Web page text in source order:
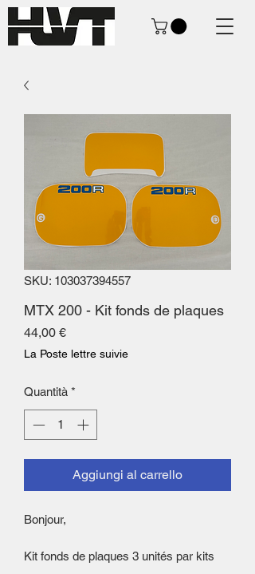
SKU: 103037394557
MTX 200 - Kit fonds de plaques
44,00 €Prezzo
La Poste lettre suivie
Quantità *
Aggiungi al carrello
Bonjour,
Kit fonds de plaques 3 unités par kits